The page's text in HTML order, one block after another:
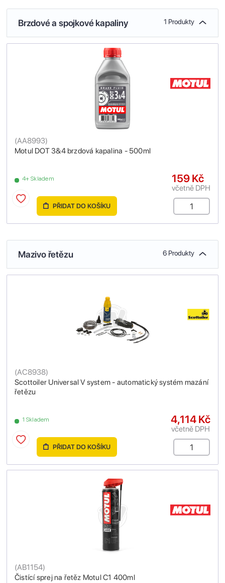
Brzdové a spojkové kapaliny 1 Produkty
Motul DOT 3&4 brzdová kapalina - 500ml
(AA8993)
4+ Skladem 159 Kč
včetně DPH
PŘIDAT DO KOŠÍKU
Mazivo řetězu 6 Produkty
Scottoiler Universal V system - automatický systém mazání
řetězu
(AC8938)
1 Skladem 4,114 Kč
včetně DPH
PŘIDAT DO KOŠÍKU
Čistící sprej na řetěz Motul C1 400ml
(AB1154)